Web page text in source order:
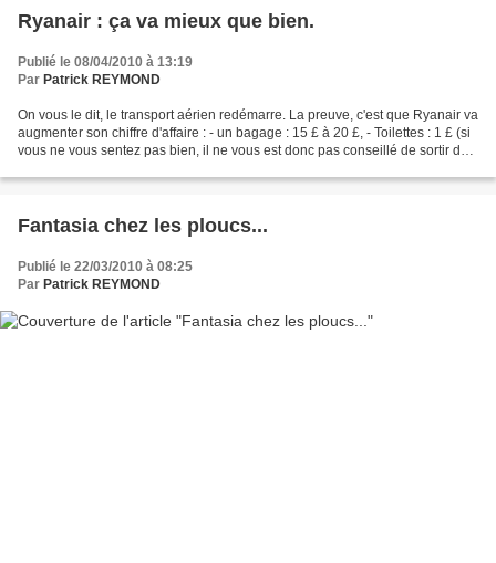
Ryanair : ça va mieux que bien.
Publié le 08/04/2010 à 13:19
Par Patrick REYMOND
On vous le dit, le transport aérien redémarre. La preuve, c'est que Ryanair va
augmenter son chiffre d'affaire : - un bagage : 15 £ à 20 £, - Toilettes : 1 £ (si
vous ne vous sentez pas bien, il ne vous est donc pas conseillé de sortir des
Fantasia chez les ploucs...
Publié le 22/03/2010 à 08:25
Par Patrick REYMOND